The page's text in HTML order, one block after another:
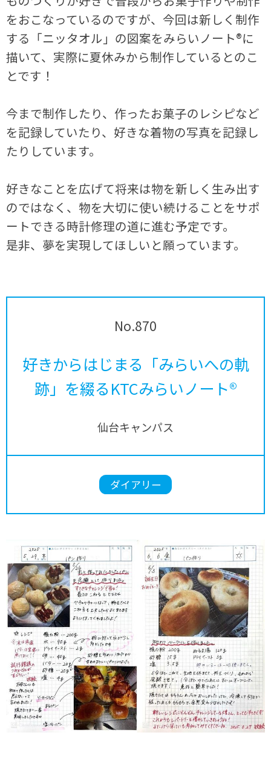
をおこなっているのですが、今回は新しく制作
する「ニッタオル」の図案をみらいノート®に
描いて、実際に夏休みから制作しているとのこ
とです！
今まで制作したり、作ったお菓子のレシピなど
を記録していたり、好きな着物の写真を記録し
たりしています。
好きなことを広げて将来は物を新しく生み出す
のではなく、物を大切に使い続けることをサポ
ートできる時計修理の道に進む予定です。
是非、夢を実現してほしいと願っています。
No.870
好きからはじまる「みらいへの軌
跡」を綴るKTCみらいノート®
仙台キャンパス
ダイアリー